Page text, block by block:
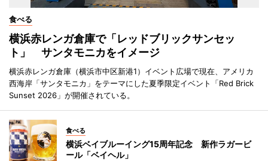
食べる
横浜赤レンガ倉庫で「レッドブリックサンセッ
ト」 サンタモニカをイメージ
横浜赤レンガ倉庫（横浜市中区新港1）イベント広場で現在、アメリカ
西海岸「サンタモニカ」をテーマにした夏季限定イベント「Red Brick
Sunset 2026」が開催されている。
食べる
横浜ベイブルーイング15周年記念 新作ラガービ
ール「ベイヘル」